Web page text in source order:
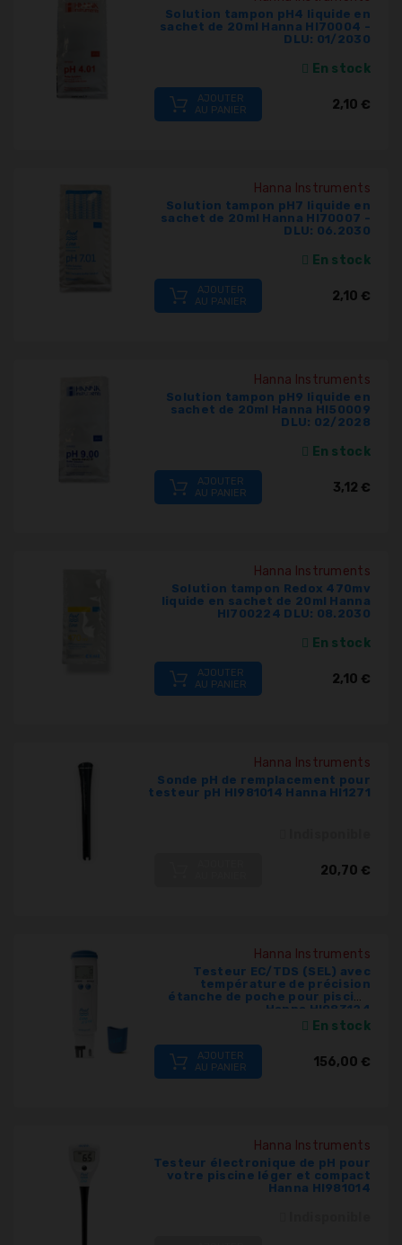
Solution tampon pH4 liquide en
sachet de 20ml Hanna HI70004 -
DLU: 01/2030
En stock
2,10 €
AJOUTER
AU PANIER
Hanna Instruments
Solution tampon pH7 liquide en
sachet de 20ml Hanna HI70007 -
DLU: 06.2030
En stock
2,10 €
AJOUTER
AU PANIER
Hanna Instruments
Solution tampon pH9 liquide en
sachet de 20ml Hanna HI50009
DLU: 02/2028
En stock
3,12 €
AJOUTER
AU PANIER
Hanna Instruments
Solution tampon Redox 470mv
liquide en sachet de 20ml Hanna
HI700224 DLU: 08.2030
En stock
2,10 €
AJOUTER
AU PANIER
Hanna Instruments
Sonde pH de remplacement pour
testeur pH HI981014 Hanna HI1271
20,70 €
Hanna Instruments
Testeur EC/TDS (SEL) avec
température de précision
étanche de poche pour piscine
Hanna HI983124
En stock
156,00 €
AJOUTER
AU PANIER
Hanna Instruments
Testeur électronique de pH pour
votre piscine léger et compact
Hanna HI981014